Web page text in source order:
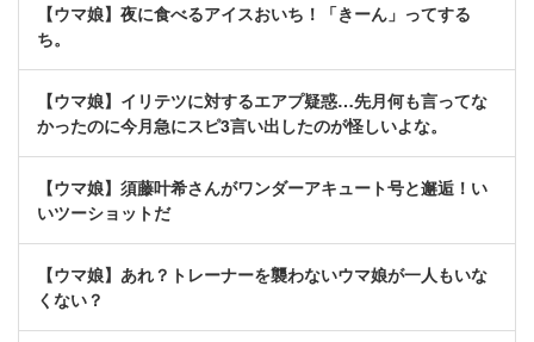
【ウマ娘】夜に食べるアイスおいち！「きーん」ってする
ち。
【ウマ娘】イリテツに対するエアプ疑惑…先月何も言ってな
かったのに今月急にスピ3言い出したのが怪しいよな。
【ウマ娘】須藤叶希さんがワンダーアキュート号と邂逅！い
いツーショットだ
【ウマ娘】あれ？トレーナーを襲わないウマ娘が一人もいな
くない？